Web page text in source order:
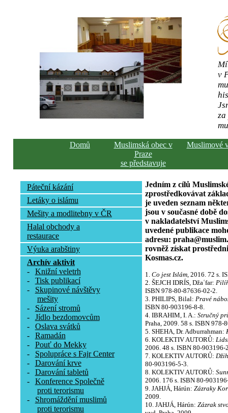
v
Domů
Muslimská obec v
Praze
se představuje
Muslimové
Páteční kázání
Letáky o islámu
Mešity a modlitebny v ČR
Halal obchody a
restaurace
Výuka arabštiny
Archív aktivit
-
Knižní veletrh
-
Tisk publikací
-
Skupinové návštěvy
mešity
-
Sázení stromů
-
Jídlo bezdomovcům
-
Oslava svátků
-
Ramadán
-
Pouť do Mekky
-
Spolupráce s Fajr Center
-
Darování krve
-
Darování tabletů
-
Konference Společně
proti terorismu
-
Shromáždění muslimů
proti terorismu
Jedním z cílů
zprostředkovávat
je uveden seznam
jsou v současné době
v nakladatelství
uvedené publikace
adresu:
rovněž získat
Kosmas.cz.
1. Co jest Islám, 2016. 72 s.
2. ŠEJCH IDRÍS, Džaʿfar:
ISBN 978-80-87636-02-2.
3. PHILIPS, Bilal: Pravé
ISBN 80-903196-8-8.
4. IBRAHIM, I. A.: Stručný
Praha, 2009. 58 s. ISBN 978-
5. SHEHA, Dr. Adburrahman:
6. KOLEKTIV AUTORŮ:
2006. 48 s. ISBN 80-903196-
7. KOLEKTIV AUTORŮ:
80-903196-5-3.
8. KOLEKTIV AUTORŮ:
2006. 176 s. ISBN 80-
9. JAHJÁ, Hárún: Zázraky
2009.
10. JAHJÁ, Hárún: Zázrak